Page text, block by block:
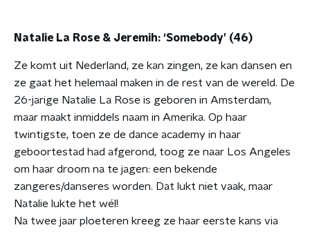
Natalie La Rose & Jeremih: ‘Somebody’ (46)
Ze komt uit Nederland, ze kan zingen, ze kan dansen en
ze gaat het helemaal maken in de rest van de wereld. De
26-jarige Natalie La Rose is geboren in Amsterdam,
maar maakt inmiddels naam in Amerika. Op haar
twintigste, toen ze de dance academy in haar
geboortestad had afgerond, toog ze naar Los Angeles
om haar droom na te jagen: een bekende
zangeres/danseres worden. Dat lukt niet vaak, maar
Natalie lukte het wél!
Na twee jaar ploeteren kreeg ze haar eerste kans via